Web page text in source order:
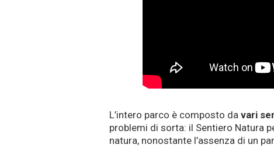
L’intero parco è composto da vari
problemi di sorta: il Sentiero Natura
natura, nonostante l’assenza di un